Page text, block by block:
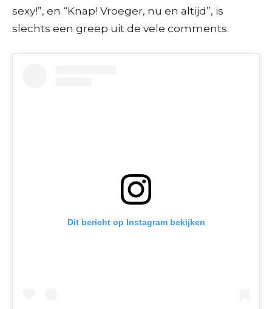
sexy!”, en “Knap! Vroeger, nu en altijd”, is
slechts een greep uit de vele comments.
Dit bericht op Instagram bekijken